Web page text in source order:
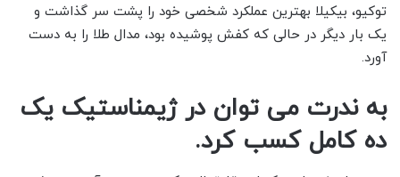
توکیو، بیکیلا بهترین عملکرد شخصی خود را پشت سر گذاشت و
یک بار دیگر در حالی که کفش پوشیده بود، مدال طلا را به دست
آورد.
به ندرت می توان در ژیمناستیک یک
ده کامل کسب کرد.